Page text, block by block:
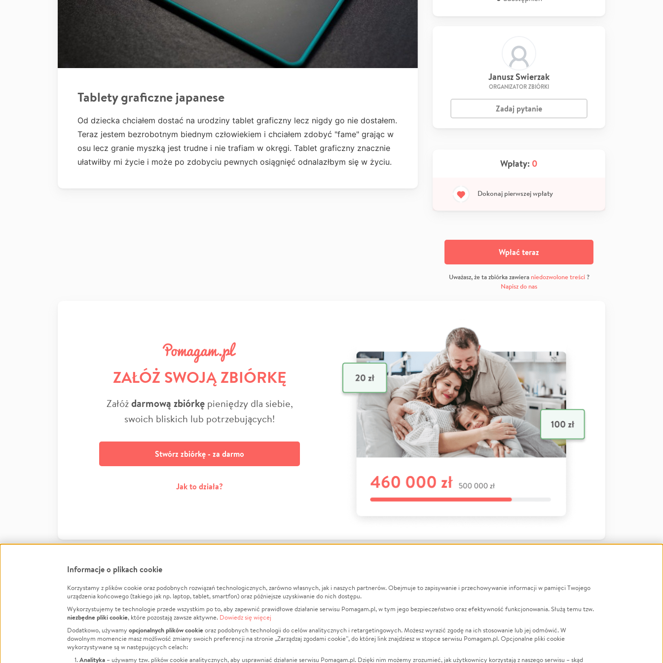
Tablety graficzne japanese
Od dziecka chciałem dostać na urodziny tablet graficzny lecz nigdy go nie dostałem.
Teraz jestem bezrobotnym biednym człowiekiem i chciałem zdobyć "fame" grając w
osu lecz granie myszką jest trudne i nie trafiam w okręgi. Tablet graficzny znacznie
ułatwiłby mi życie i może po zdobyciu pewnych osiągnięć odnalazłbym się w życiu.
Janusz Swierzak
ORGANIZATOR ZBIÓRKI
Zadaj pytanie
Wpłaty: 0
Dokonaj pierwszej wpłaty
Wpłać teraz
Uważasz, że ta zbiórka zawiera niedozwolone treści?
Napisz do nas
ZAŁÓŻ SWOJĄ ZBIÓRKĘ
Załóżdarmową zbiórkępieniędzy dla siebie,
swoich bliskich lub potrzebujących!
Stwórz zbiórkę - za darmo
Jak to działa?
FacebookTwitter Instagram
LinkedInTikTok Youtube
Informacje
Jak to działa?
Regulamin
Polityka Prywatności
O nas
Opinie
Raporty
Za darmo
Zbieraj na
Leczenie
Zwierzęta
Pożar
LGBTQ+
Powódź
Wichura
Informacje o plikach cookie
Korzystamy z plików cookie oraz podobnych rozwiązań technologicznych, zarówno własnych, jak i naszych partnerów. Obejmuje to zapisywanie i przechowywanie informacji w pamięci Twojego
urządzenia końcowego (takiego jak np. laptop, tablet, smartfon) oraz późniejsze uzyskiwanie do nich dostępu.
Wykorzystujemy te technologie przede wszystkim po to, aby zapewnić prawidłowe działanie serwisu Pomagam.pl, w tym jego bezpieczeństwo oraz efektywność funkcjonowania. Służą temu tzw.
niezbędne pliki cookie, które pozostają zawsze aktywne. Dowiedz się więcej
Dodatkowo, używamy opcjonalnych plików cookieoraz podobnych technologii do celów analitycznych i retargetingowych. Możesz wyrazić zgodę na ich stosowanie lub jej odmówić. W
dowolnym momencie masz możliwość zmiany swoich preferencji na stronie „Zarządzaj zgodami cookie”, do której link znajdziesz w stopce serwisu Pomagam.pl. Opcjonalne pliki cookie
wykorzystywane są w następujących celach:
Analityka – używamy tzw. plików cookie analitycznych, aby usprawniać działanie serwisu Pomagam.pl. Dzięki nim możemy zrozumieć, jak użytkownicy korzystają z naszego serwisu – skąd